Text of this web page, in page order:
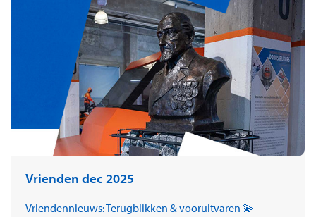
Vrienden dec 2025
Vriendennieuws: Terugblikken & vooruitvaren 💫